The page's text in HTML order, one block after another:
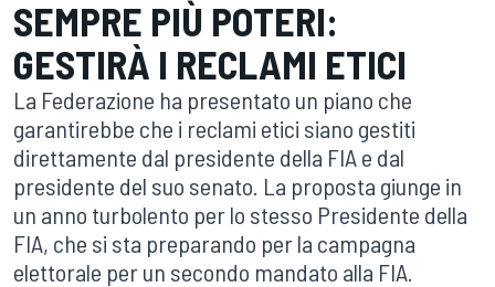
SEMPRE PIÙ POTERI:
GESTIRÀ I RECLAMI ETICI
La Federazione ha presentato un piano che
garantirebbe che i reclami etici siano gestiti
direttamente dal presidente della FIA e dal
presidente del suo senato. La proposta giunge in
un anno turbolento per lo stesso Presidente della
FIA, che si sta preparando per la campagna
elettorale per un secondo mandato alla FIA.